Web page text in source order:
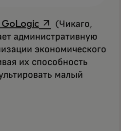
GoLogicopens in a new
(Чикаго,
административную
экономического
их способность
малый